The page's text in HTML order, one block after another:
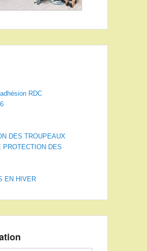
RDC
DES TROUPEAUX
PROTECTION DES
EN HIVER